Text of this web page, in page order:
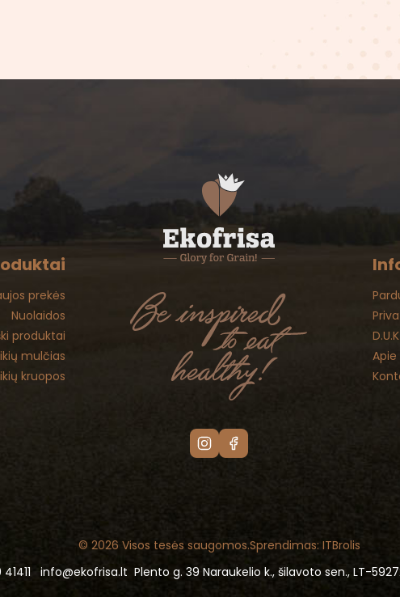
prekės
Nuolaidos
produktai
mulčias
kruopos
D.U.K
© 2026 Visos tesės saugomos.Sprendimas: ITBrolis
info@ekofrisa.lt Plento g. 39 Naraukelio k., šilavoto sen., LT-